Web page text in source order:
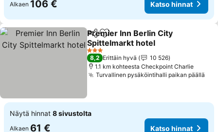
Alkaen 106 € Katso hinnat
Jaa Lisää suosikkeihin
Premier Inn Berlin City
Spittelmarkt hotel
3 Tähtiluokitus
8,2 Erittäin hyvä
10 526
1.1 km kohteesta Checkpoint Charlie
Turvallinen pysäköintihalli paikan päällä
Näytä hinnat 8 sivustolta
Alkaen 61 € Katso hinnat